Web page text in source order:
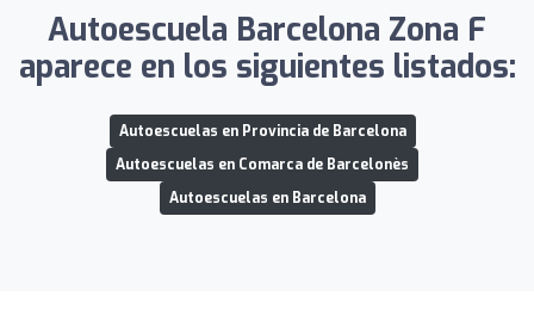
Autoescuela Barcelona Zona F
aparece en los siguientes listados:
Autoescuelas en Provincia de Barcelona
Autoescuelas en Comarca de Barcelonès
Autoescuelas en Barcelona